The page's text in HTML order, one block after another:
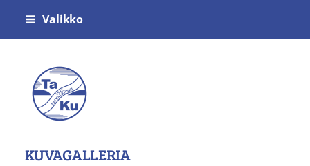
Siirry
Valikko
Voimistelu- ja Urheiluseura Taivalkosken
KUVAGALLERIA